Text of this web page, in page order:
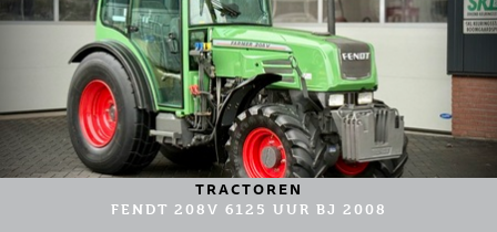
TRACTOREN
FENDT 208V 6125 UUR BJ 2008